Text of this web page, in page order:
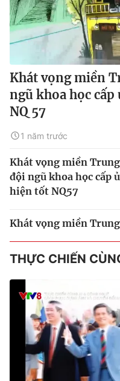
Khát vọng miền
ngũ khoa học
NQ 57
1 năm trước
Khát vọng miền
đội ngũ khoa học cấp
hiện tốt NQ57
Khát vọng miền
THỰC CHIẾN